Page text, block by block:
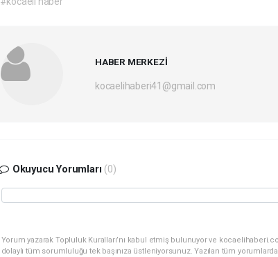
HABER MERKEZİ
kocaelihaberi41@gmail.com
Okuyucu Yorumları (0)
Yorum yazarak Topluluk Kuralları’nı kabul etmiş bulunuyor ve
dolaylı tüm sorumluluğu tek başınıza üstleniyorsunuz. Yazılan tüm